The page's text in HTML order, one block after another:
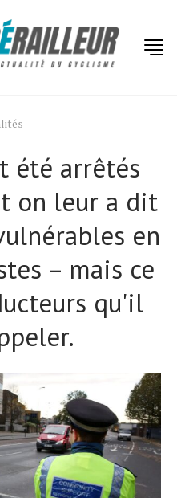
été arrêtés
on leur a dit
en
– mais ce
qu'il